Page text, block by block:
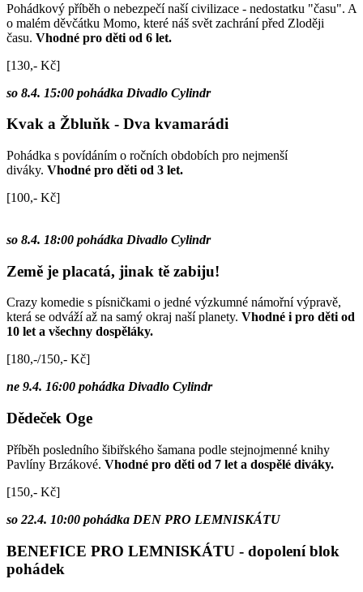
Pohádkový příběh o nebezpečí naší civilizace - nedostatku "času". A
o malém děvčátku Momo, které náš svět zachrání před Zloději
času. Vhodné pro děti od 6 let.
[130,- Kč]
so 8.4. 15:00 pohádka Divadlo Cylindr
Kvak a Žbluňk - Dva kvamarádi
Pohádka s povídáním o ročních obdobích pro nejmenší
diváky. Vhodné pro děti od 3 let.
[100,- Kč]
so 8.4. 18:00 pohádka Divadlo Cylindr
Země je placatá, jinak tě zabiju!
Crazy komedie s písničkami o jedné výzkumné námořní výpravě,
která se odváží až na samý okraj naší planety. Vhodné i pro děti od
10 let a všechny dospěláky.
[180,-/150,- Kč]
ne 9.4. 16:00 pohádka Divadlo Cylindr
Dědeček Oge
Příběh posledního šibiřského šamana podle stejnojmenné knihy
Pavlíny Brzákové. Vhodné pro děti od 7 let a dospělé diváky.
[150,- Kč]
so 22.4. 10:00 pohádka DEN PRO LEMNISKÁTU
BENEFICE PRO LEMNISKÁTU - dopolení blok
pohádek